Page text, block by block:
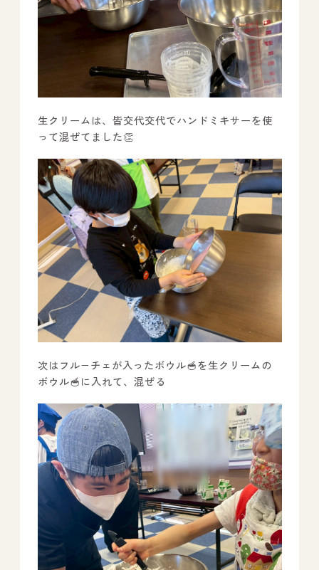
生クリームは、皆交代交代でハンドミキサーを使
って混ぜてました👏
次はフル−チェが入ったボウル🥣を生クリームの
ボウル🥣に入れて、混ぜる